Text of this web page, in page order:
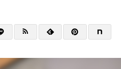
トレーニ